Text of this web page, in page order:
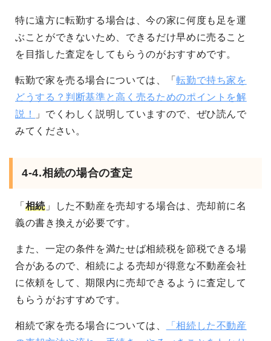
特に遠方に転勤する場合は、今の家に何度も足を運
ぶことができないため、できるだけ早めに売ること
を目指した査定をしてもらうのがおすすめです。
転勤で家を売る場合については、「転勤で持ち家を
どうする？判断基準と高く売るためのポイントを解
説！
」でくわしく説明していますので、ぜひ読んで
みてください。
4-4.相続の場合の査定
「 相続」した不動産を売却する場合は、売却前に名
義の書き換えが必要です。
また、一定の条件を満たせば相続税を節税できる場
合があるので、相続による売却が得意な不動産会社
に依頼をして、期限内に売却できるように査定して
もらうがおすすめです。
相続で家を売る場合については、
「相続した不動産